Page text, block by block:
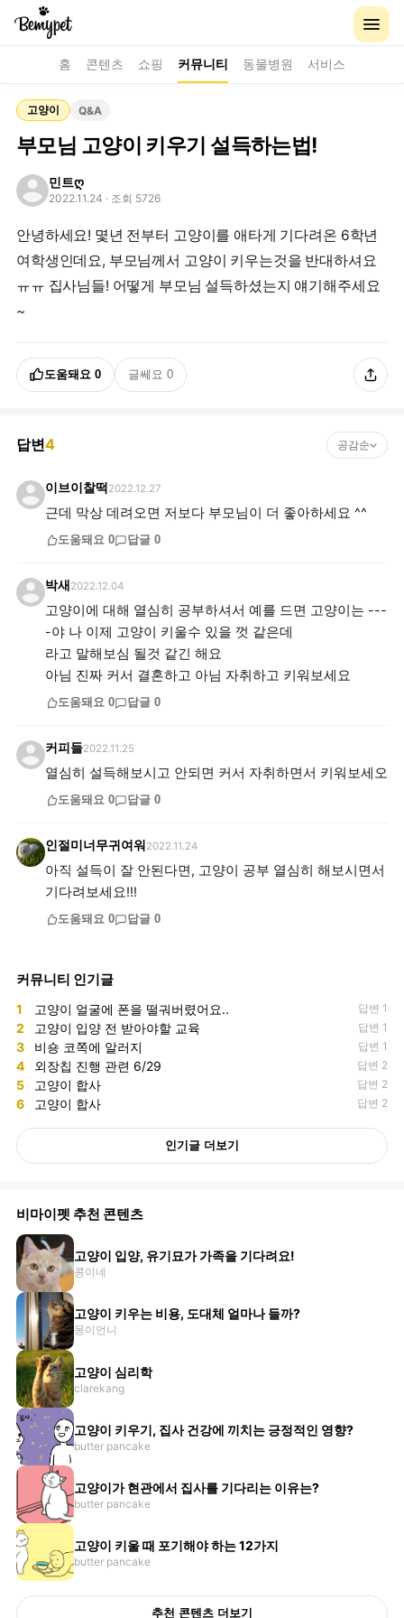
홈 콘텐츠 쇼핑 커뮤니티 동물병원 서비스
고양이 Q&A
부모님 고양이 키우기 설득하는법!
민트ღ
2022.11.24 · 조회 5726
안녕하세요! 몇년 전부터 고양이를 애타게 기다려온 6학년
여학생인데요, 부모님께서 고양이 키우는것을 반대하셔요
ㅠㅠ 집사님들! 어떻게 부모님 설득하셨는지 얘기해주세요
~
도움돼요 0 글쎄요 0
답변4 공감순
이브이찰떡 2022.12.27
근데 막상 데려오면 저보다 부모님이 더 좋아하세요 ^^
도움돼요 0 답글 0
박새 2022.12.04
고양이에 대해 열심히 공부하셔서 예를 드면 고양이는 ---
-야 나 이제 고양이 키울수 있을 껏 같은데
라고 말해보심 될것 같긴 해요
아님 진짜 커서 결혼하고 아님 자취하고 키워보세요
도움돼요 0 답글 0
커피들2022.11.25
열심히 설득해보시고 안되면 커서 자취하면서 키워보세오
도움돼요 0 답글 0
인절미너무귀여워 2022.11.24
아직 설득이 잘 안된다면, 고양이 공부 열심히 해보시면서
기다려보세요!!!
도움돼요 0 답글 0
커뮤니티 인기글
1 고양이 얼굴에 폰을 떨궈버렸어요.. 답변 1
2 고양이 입양 전 받아야할 교육 답변 1
3 비숑 코쪽에 알러지 답변 1
4 외장칩 진행 관련 6/29 답변 2
5 고양이 합사 답변 2
6 고양이 합사 답변 2
인기글 더보기
비마이펫 추천 콘텐츠
고양이 입양, 유기묘가 가족을 기다려요!
콩이네
고양이 키우는 비용, 도대체 얼마나 들까?
몽이언니
고양이 심리학
clarekang
고양이 키우기, 집사 건강에 끼치는 긍정적인 영향?
butter pancake
고양이가 현관에서 집사를 기다리는 이유는?
butter pancake
고양이 키울 때 포기해야 하는 12가지
butter pancake
추천 콘텐츠 더보기